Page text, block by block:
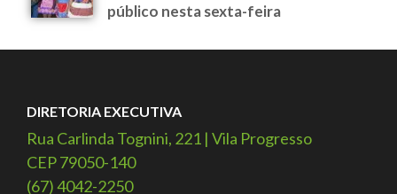
público nesta sexta-feira
DIRETORIA EXECUTIVA
Rua Carlinda Tognini, 221 | Vila Progresso
CEP 79050-140
(67) 4042-2250